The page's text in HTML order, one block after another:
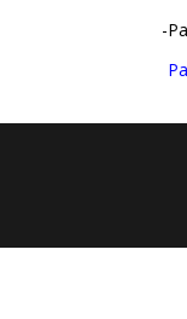
-